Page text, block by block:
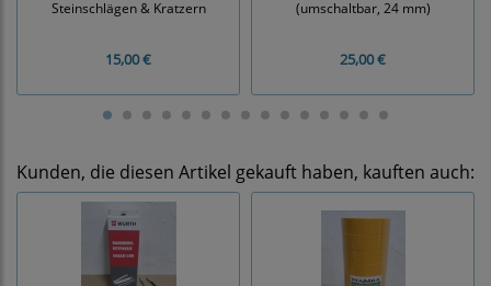
Steinschlägen & Kratzern
15,00 €
(umschaltbar, 24 mm)
25,00 €
Kunden, die diesen Artikel gekauft haben, kauften auch: